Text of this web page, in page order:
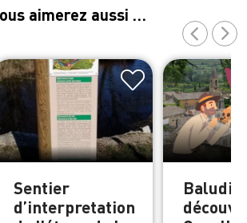
aimerez aussi …
Sentier
d’interpretation
Baludik